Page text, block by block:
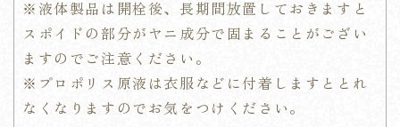
※液体製品は開栓後、長期間放置しておきますと
スポイドの部分がヤニ成分で固まることがござい
ますのでご注意ください。
※プロポリス原液は衣服などに付着しますととれ
なくなりますのでお気をつけください。